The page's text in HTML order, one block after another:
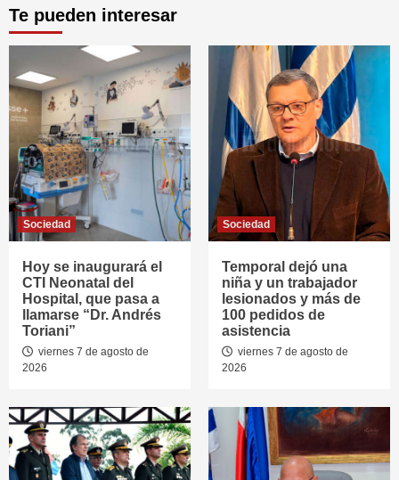
Te pueden interesar
Sociedad
Hoy se inaugurará el
CTI Neonatal del
Hospital, que pasa a
llamarse “Dr. Andrés
Toriani”
viernes 7 de agosto de
2026
Sociedad
Temporal dejó una
niña y un trabajador
lesionados y más de
100 pedidos de
asistencia
viernes 7 de agosto de
2026